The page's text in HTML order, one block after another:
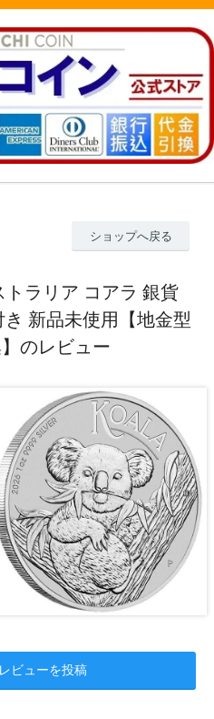
ショップへ戻る
トラリア コアラ 銀貨
新品未使用【地金型
のレビュー
ビューを投稿